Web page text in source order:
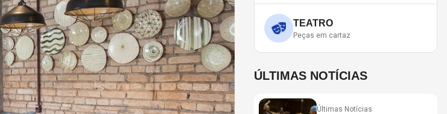
TEATRO
Peças em cartaz
ÚLTIMAS NOTÍCIAS
Últimas Notícias